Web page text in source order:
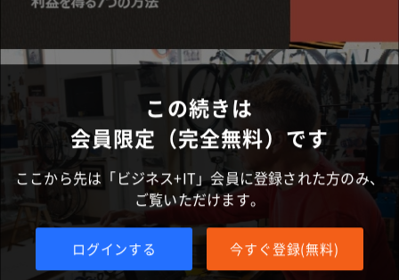
この続きは
会員限定（完全無料）です
ここから先は「ビジネス+IT」会員に登録された方のみ、
ご覧いただけます。
ログインする 今すぐ登録(無料)